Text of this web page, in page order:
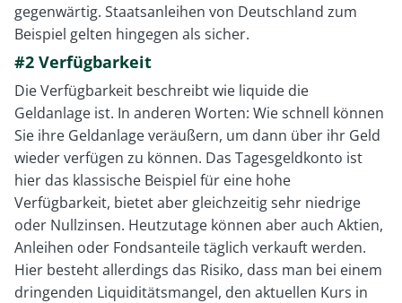
gegenwärtig. Staatsanleihen von Deutschland zum
Beispiel gelten hingegen als sicher.
#2 Verfügbarkeit
Die Verfügbarkeit beschreibt wie liquide die
Geldanlage ist. In anderen Worten: Wie schnell können
Sie ihre Geldanlage veräußern, um dann über ihr Geld
wieder verfügen zu können. Das Tagesgeldkonto ist
hier das klassische Beispiel für eine hohe
Verfügbarkeit, bietet aber gleichzeitig sehr niedrige
oder Nullzinsen. Heutzutage können aber auch Aktien,
Anleihen oder Fondsanteile täglich verkauft werden.
Hier besteht allerdings das Risiko, dass man bei einem
dringenden Liquiditätsmangel, den aktuellen Kurs in